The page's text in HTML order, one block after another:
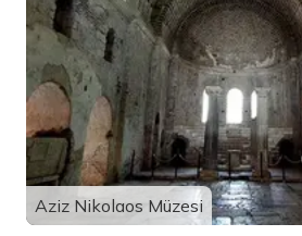
Aziz Nikolaos Müzesi